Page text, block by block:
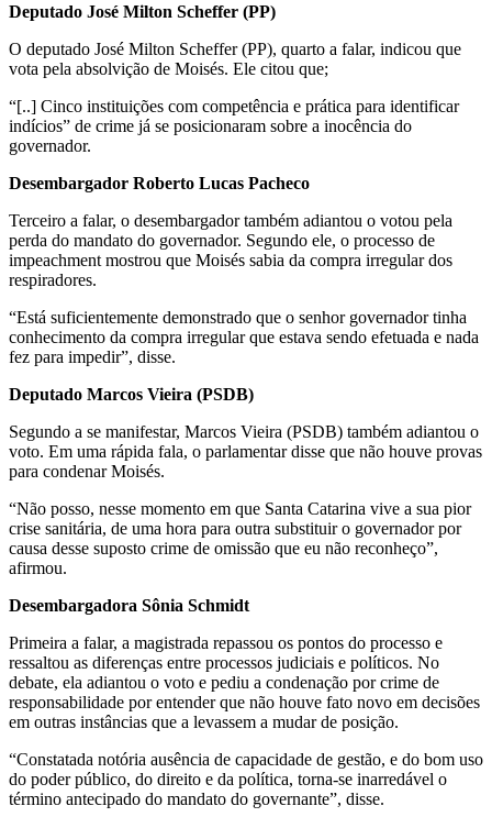
Deputado José Milton Scheffer (PP)
O deputado José Milton Scheffer (PP), quarto a falar, indicou que
vota pela absolvição de Moisés. Ele citou que;
“[..] Cinco instituições com competência e prática para identificar
indícios” de crime já se posicionaram sobre a inocência do
governador.
Desembargador Roberto Lucas Pacheco
Terceiro a falar, o desembargador também adiantou o votou pela
perda do mandato do governador. Segundo ele, o processo de
impeachment mostrou que Moisés sabia da compra irregular dos
respiradores.
“Está suficientemente demonstrado que o senhor governador tinha
conhecimento da compra irregular que estava sendo efetuada e nada
fez para impedir”, disse.
Deputado Marcos Vieira (PSDB)
Segundo a se manifestar, Marcos Vieira (PSDB) também adiantou o
voto. Em uma rápida fala, o parlamentar disse que não houve provas
para condenar Moisés.
“Não posso, nesse momento em que Santa Catarina vive a sua pior
crise sanitária, de uma hora para outra substituir o governador por
causa desse suposto crime de omissão que eu não reconheço”,
afirmou.
Desembargadora Sônia Schmidt
Primeira a falar, a magistrada repassou os pontos do processo e
ressaltou as diferenças entre processos judiciais e políticos. No
debate, ela adiantou o voto e pediu a condenação por crime de
responsabilidade por entender que não houve fato novo em decisões
em outras instâncias que a levassem a mudar de posição.
“Constatada notória ausência de capacidade de gestão, e do bom uso
do poder público, do direito e da política, torna-se inarredável o
término antecipado do mandato do governante”, disse.